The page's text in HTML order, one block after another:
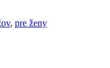
, pre ženy